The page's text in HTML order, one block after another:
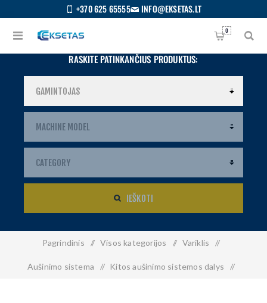
+370 625 65555 INFO@EKSETAS.LT
0
RASKITE PATINKANČIUS PRODUKTUS:
IEŠKOTI
Pagrindinis / Visos kategorijos / Variklis /
Aušinimo sistema / Kitos aušinimo sistemos dalys /